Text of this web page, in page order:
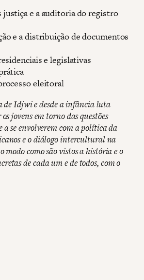
e a auditoria do registro
e a distribuição de documentos
e legislativas
eleitoral
Idjwi e desde a infância luta
jovens em torno das questões
a se envolverem com a política da
e o diálogo intercultural na
modo como são vistos a história e o
de cada um e de todos, com o